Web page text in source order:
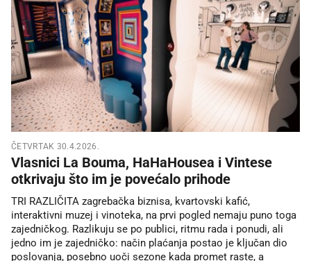
ČETVRTAK 30.4.2026.
Vlasnici La Bouma, HaHaHousea i Vintese
otkrivaju što im je povećalo prihode
TRI RAZLIČITA zagrebačka biznisa, kvartovski kafić,
interaktivni muzej i vinoteka, na prvi pogled nemaju puno toga
zajedničkog. Razlikuju se po publici, ritmu rada i ponudi, ali
jedno im je zajedničko: način plaćanja postao je ključan dio
poslovanja, posebno uoči sezone kada promet raste, a